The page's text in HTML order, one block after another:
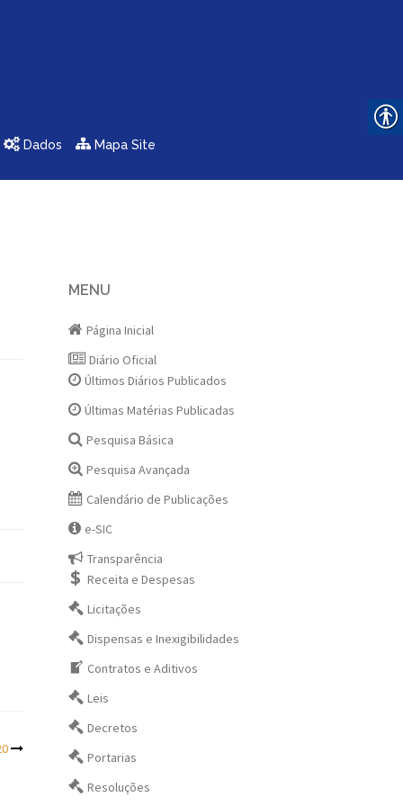
Dados Mapa Site
MENU
Página Inicial
Diário Oficial
Últimos Diários Publicados
Últimas Matérias Publicadas
Pesquisa Básica
Pesquisa Avançada
Calendário de Publicações
e-SIC
Transparência
Receita e Despesas
Licitações
Dispensas e Inexigibilidades
Contratos e Aditivos
Leis
Decretos
Portarias
Resoluções